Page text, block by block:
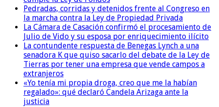
Pedradas, corridas y detenidos frente al Congreso en
la marcha contra la Ley de Propiedad Privada
La Cámara de Casación confirmó el procesamiento de
Julio de Vido y su esposa por enriquecimiento ilícito
La contundente respuesta de Benegas Lynch a una
senadora K que quiso sacarlo del debate de la Ley de
Tierras por tener una empresa que vende campos a
extranjeros
«Yo tenía mi propia droga, creo que me la habían
regalado»: qué declaró Candela Arizaga ante la
justicia